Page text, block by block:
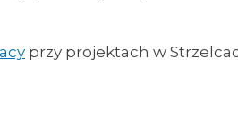
przy projektach w